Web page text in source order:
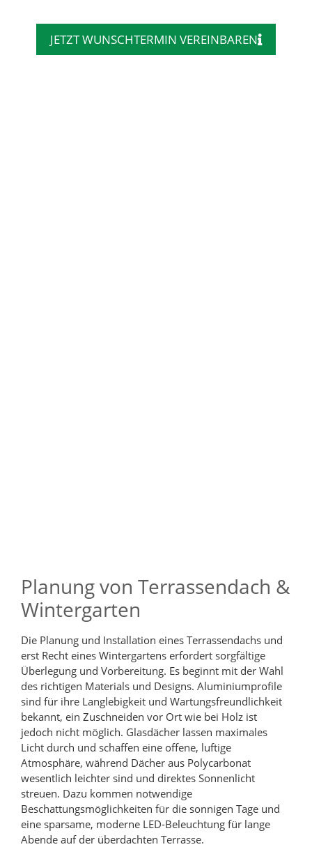
JETZT WUNSCHTERMIN VEREINBAREN
Planung von Terrassendach &
Wintergarten
Die Planung und Installation eines Terrassendachs und
erst Recht eines Wintergartens erfordert sorgfältige
Überlegung und Vorbereitung. Es beginnt mit der Wahl
des richtigen Materials und Designs. Aluminiumprofile
sind für ihre Langlebigkeit und Wartungsfreundlichkeit
bekannt, ein Zuschneiden vor Ort wie bei Holz ist
jedoch nicht möglich. Glasdächer lassen maximales
Licht durch und schaffen eine offene, luftige
Atmosphäre, während Dächer aus Polycarbonat
wesentlich leichter sind und direktes Sonnenlicht
streuen. Dazu kommen notwendige
Beschattungsmöglichkeiten für die sonnigen Tage und
eine sparsame, moderne LED-Beleuchtung für lange
Abende auf der überdachten Terrasse.